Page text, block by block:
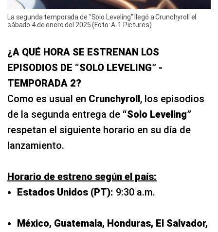
La segunda temporada de "Solo Leveling" llegó a Crunchyroll el
sábado 4 de enero del 2025 (Foto: A-1 Pictures)
¿A QUÉ HORA SE ESTRENAN LOS
EPISODIOS DE “SOLO LEVELING” -
TEMPORADA 2?
Como es usual en Crunchyroll, los episodios
de la segunda entrega de “Solo Leveling”
respetan el siguiente horario en su día de
lanzamiento.
Horario de estreno según el país:
Estados Unidos (PT): 9:30 a.m.
México, Guatemala, Honduras, El Salvador,